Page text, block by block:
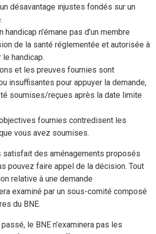
désavantage injustes fondés sur un
handicap n’émane pas d’un membre
de la santé réglementée et autorisée à
handicap.
et les preuves fournies sont
insuffisantes pour appuyer la demande,
soumises/reçues après la date limite
fournies contredisent les
vous avez soumises.
satisfait des aménagements proposés
pouvez faire appel de la décision. Tout
relative à une demande
examiné par un sous-comité composé
du BNE.
le BNE n’examinera pas les